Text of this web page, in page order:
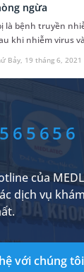
Bảy, 19 tháng 6, 2021
ngừa
là bệnh truyền
khi nhiễm virus
có nguy cơ gặp
phát hiện và
viêm tinh hoàn
sinh sản.
của
dịch vụ
với chúng tôi